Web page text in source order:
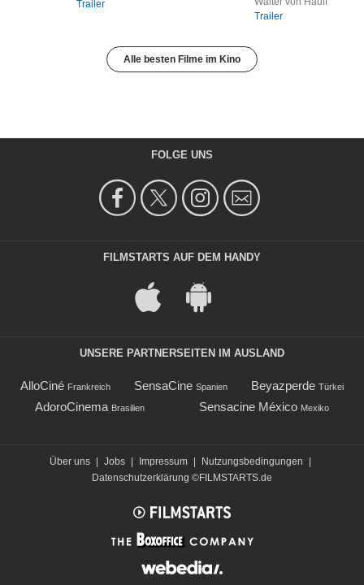
Trailer
Trailer
Alle besten Filme im Kino
FOLGE UNS
FILMSTARTS AUF DEM HANDY
UNSERE PARTNERSEITEN IM AUSLAND
AlloCiné Frankreich SensaCine Spanien Beyazperde Türkei
AdoroCinema Brasilien Sensacine México Mexiko
Über uns | Jobs | Impressum | Nutzungsbedingungen
|
Datenschutzerklärung ©FILMSTARTS.de